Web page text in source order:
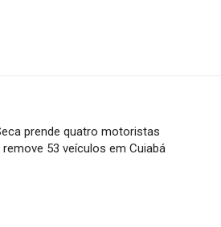
prende quatro motoristas
53 veículos em Cuiabá